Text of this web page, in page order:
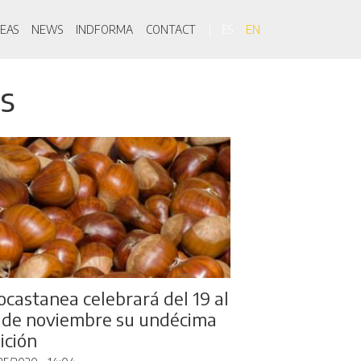
NEWS INDFORMA CONTACT EN
celebrará del 19 al
de noviembre su undécima